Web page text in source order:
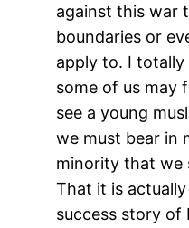
against this war
boundaries or
apply to. I
some of us may
see a young
we must bear in
minority that we
That it is
success story of